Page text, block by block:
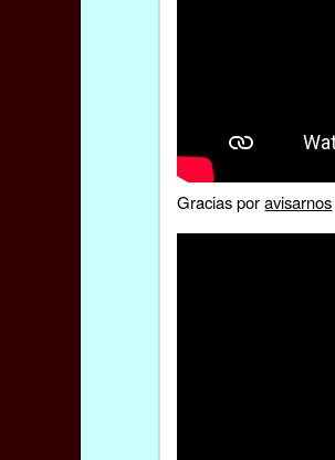
Gracias poravisarnos